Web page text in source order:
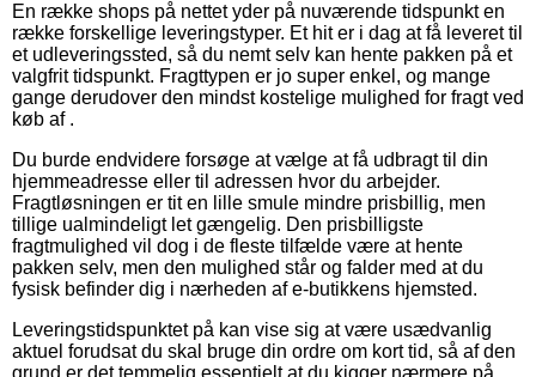
En række shops på nettet yder på nuværende tidspunkt en
række forskellige leveringstyper. Et hit er i dag at få leveret til
et udleveringssted, så du nemt selv kan hente pakken på et
valgfrit tidspunkt. Fragttypen er jo super enkel, og mange
gange derudover den mindst kostelige mulighed for fragt ved
køb af .
Du burde endvidere forsøge at vælge at få udbragt til din
hjemmeadresse eller til adressen hvor du arbejder.
Fragtløsningen er tit en lille smule mindre prisbillig, men
tillige ualmindeligt let gængelig. Den prisbilligste
fragtmulighed vil dog i de fleste tilfælde være at hente
pakken selv, men den mulighed står og falder med at du
fysisk befinder dig i nærheden af e-butikkens hjemsted.
Leveringstidspunktet på kan vise sig at være usædvanlig
aktuel forudsat du skal bruge din ordre om kort tid, så af den